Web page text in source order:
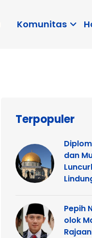
Komunitas
Terpopuler
dan
dan
Pepih
olok